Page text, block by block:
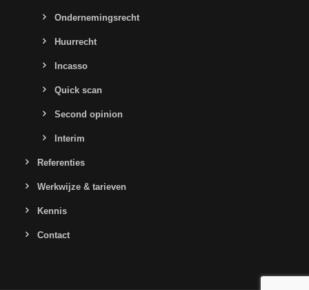
Ondernemingsrecht
Huurrecht
Incasso
Quick scan
Second opinion
Interim
Referenties
Werkwijze & tarieven
Kennis
Contact